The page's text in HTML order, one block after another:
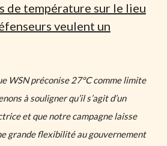
de température sur le lieu
veulent un
WSN préconise 27°C comme limite
à souligner qu’il s’agit d’un
et que notre campagne laisse
grande flexibilité au gouvernement